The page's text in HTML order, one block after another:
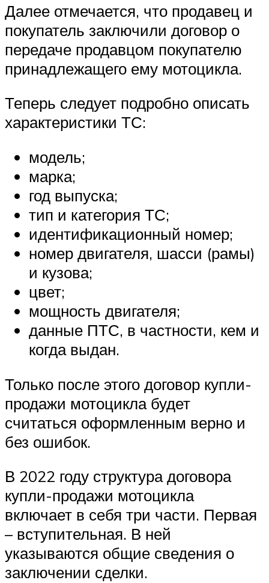
Далее отмечается, что продавец и
покупатель заключили договор о
передаче продавцом покупателю
принадлежащего ему мотоцикла.
Теперь следует подробно описать
характеристики ТС:
модель;
марка;
год выпуска;
тип и категория ТС;
идентификационный номер;
номер двигателя, шасси (рамы)
и кузова;
цвет;
мощность двигателя;
данные ПТС, в частности, кем и
когда выдан.
Только после этого договор купли-
продажи мотоцикла будет
считаться оформленным верно и
без ошибок.
В 2022 году структура договора
купли-продажи мотоцикла
включает в себя три части. Первая
– вступительная. В ней
указываются общие сведения о
заключении сделки.